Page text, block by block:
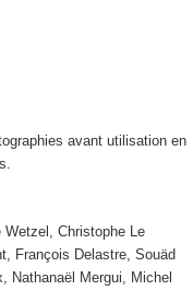
avant utilisation en
Christophe Le
François Delastre, Souäd
Nathanaël Mergui, Michel